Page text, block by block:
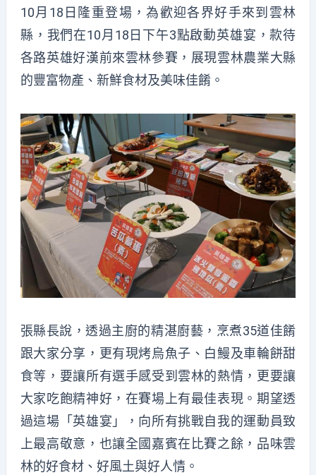
10月18日隆重登場，為歡迎各界好手來到雲林
縣，我們在10月18日下午3點啟動英雄宴，款待
各路英雄好漢前來雲林參賽，展現雲林農業大縣
的豐富物產、新鮮食材及美味佳餚。
張縣長說，透過主廚的精湛廚藝，烹煮35道佳餚
跟大家分享，更有現烤烏魚子、白鰻及車輪餅甜
食等，要讓所有選手感受到雲林的熱情，更要讓
大家吃飽精神好，在賽場上有最佳表現。期望透
過這場「英雄宴」，向所有挑戰自我的運動員致
上最高敬意，也讓全國嘉賓在比賽之餘，品味雲
林的好食材、好風土與好人情。